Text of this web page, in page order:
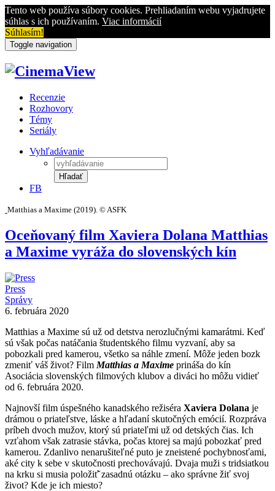
Tento web používa súbory cookies. Prehliadaním webu vyjadrujete
súhlas s ich používaním. Viac informácií
Súhlasím!
Toggle navigation
Recenzie
Rozhovory
Témy
Seriály
Vyhľadávanie
Hľadať
FB
Matthias a Maxime (2019). © ASFK
Oceňovaný film Xaviera Dolana Matthias
a Maxime vyráža do slovenských kín
Press
Správy
6. februára 2020
Matthias a Maxime sú už od detstva nerozlučnými kamarátmi. Keď
sú však počas natáčania študentského filmu vyzvaní, aby sa
pobozkali pred kamerou, všetko sa náhle zmení. Môže jeden bozk
zmeniť váš život? Film Matthias a Maxime prináša do kín
Asociácia slovenských filmových klubov a diváci ho môžu vidieť
od 6. februára 2020.
Najnovší film úspešného kanadského režiséra Xaviera Dolana je
drámou o priateľstve, láske a hľadaní skutočných emócií. Rozpráva
príbeh dvoch mužov, ktorý sú priateľmi už od detských čias. Ich
vzťahom však zatrasie stávka, počas ktorej sa majú pobozkať pred
kamerou. Zdanlivo nenarušiteľné puto je zneistené pochybnosťami,
aké city k sebe v skutočnosti prechovávajú. Dvaja muži s tridsiatkou
na krku si musia položiť̌ zasadnú otázku – ako správne žiť svoj
život? Kde je ich miesto?